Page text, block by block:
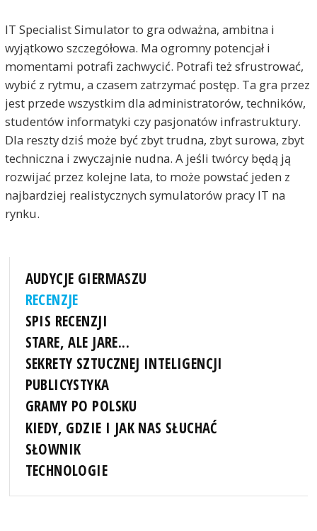
IT Specialist Simulator to gra odważna, ambitna i
wyjątkowo szczegółowa. Ma ogromny potencjał i
momentami potrafi zachwycić. Potrafi też sfrustrować,
wybić z rytmu, a czasem zatrzymać postęp. Ta gra przez
jest przede wszystkim dla administratorów, techników,
studentów informatyki czy pasjonatów infrastruktury.
Dla reszty dziś może być zbyt trudna, zbyt surowa, zbyt
techniczna i zwyczajnie nudna. A jeśli twórcy będą ją
rozwijać przez kolejne lata, to może powstać jeden z
najbardziej realistycznych symulatorów pracy IT na
rynku.
AUDYCJE GIERMASZU
RECENZJE
SPIS RECENZJI
STARE, ALE JARE...
SEKRETY SZTUCZNEJ INTELIGENCJI
PUBLICYSTYKA
GRAMY PO POLSKU
KIEDY, GDZIE I JAK NAS SŁUCHAĆ
SŁOWNIK
TECHNOLOGIE